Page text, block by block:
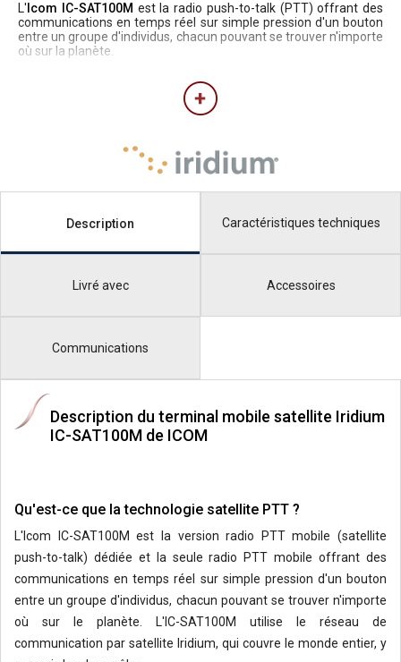
L' Icom IC-SAT100M est la radio push-to-talk (PTT) offrant des
communications en temps réel sur simple pression d'un bouton
entre un groupe d'individus, chacun pouvant se trouver n'importe
où sur la planète.
Description Caractéristiques techniques
Livré avec Accessoires
Communications
Description du terminal mobile satellite Iridium
IC-SAT100M de ICOM
Qu'est-ce que la technologie satellite PTT ?
L'Icom IC-SAT100M est la version radio PTT mobile (satellite
push-to-talk) dédiée et la seule radio PTT mobile offrant des
communications en temps réel sur simple pression d'un bouton
entre un groupe d'individus, chacun pouvant se trouver n'importe
où sur le planète. L'IC-SAT100M utilise le réseau de
communication par satellite Iridium, qui couvre le monde entier, y